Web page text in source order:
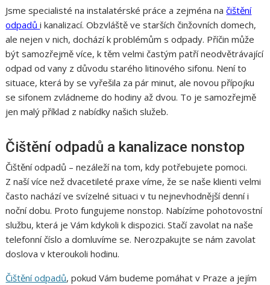
Jsme specialisté na instalatérské práce a zejména načištění
odpadůi kanalizací. Obzvláště ve starších činžovních domech,
ale nejen v nich, dochází k problémům s odpady. Příčin může
být samozřejmě více, k těm velmi častým patří neodvětrávající
odpad od vany z důvodu starého litinového sifonu. Není to
situace, která by se vyřešila za pár minut, ale novou přípojku
se sifonem zvládneme do hodiny až dvou. To je samozřejmě
jen malý příklad z nabídky našich služeb.
Čištění odpadů a kanalizace nonstop
Čištění odpadů – nezáleží na tom, kdy potřebujete pomoci.
Z naší více než dvacetileté praxe víme, že se naše klienti velmi
často nachází ve svízelné situaci v tu nejnevhodnější denní i
noční dobu. Proto fungujeme nonstop. Nabízíme pohotovostní
službu, která je Vám kdykoli k dispozici. Stačí zavolat na naše
telefonní číslo a domluvíme se. Nerozpakujte se nám zavolat
doslova v kteroukoli hodinu.
Čištění odpadů, pokud Vám budeme pomáhat v Praze a jejím